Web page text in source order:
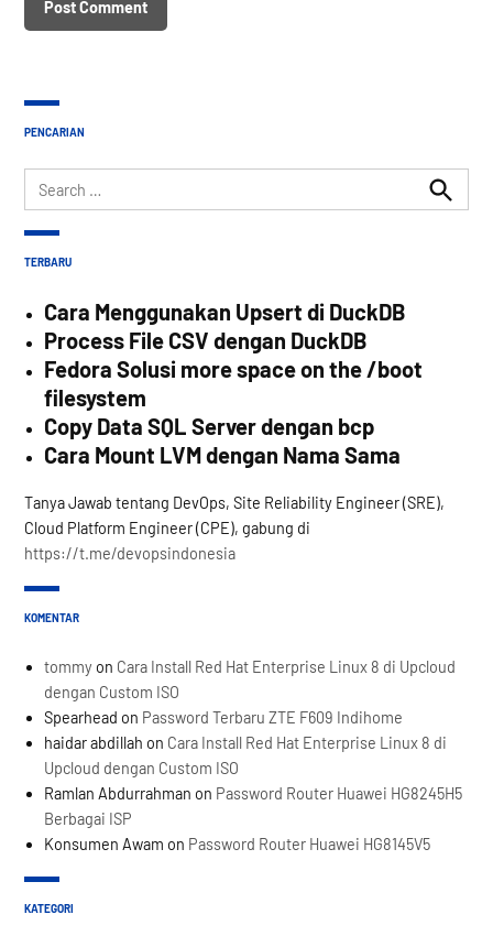
PENCARIAN
Search
for:
Search
TERBARU
Cara Menggunakan Upsert di DuckDB
Process File CSV dengan DuckDB
Fedora Solusi more space on the /boot
filesystem
Copy Data SQL Server dengan bcp
Cara Mount LVM dengan Nama Sama
Tanya Jawab tentang DevOps, Site Reliability Engineer (SRE),
Cloud Platform Engineer (CPE), gabung di
https://t.me/devopsindonesia
KOMENTAR
tommy on Cara Install Red Hat Enterprise Linux 8 di Upcloud
dengan Custom ISO
Spearhead on Password Terbaru ZTE F609 Indihome
haidar abdillah on Cara Install Red Hat Enterprise Linux 8 di
Upcloud dengan Custom ISO
Ramlan Abdurrahman on Password Router Huawei HG8245H5
Berbagai ISP
Konsumen Awam on Password Router Huawei HG8145V5
KATEGORI